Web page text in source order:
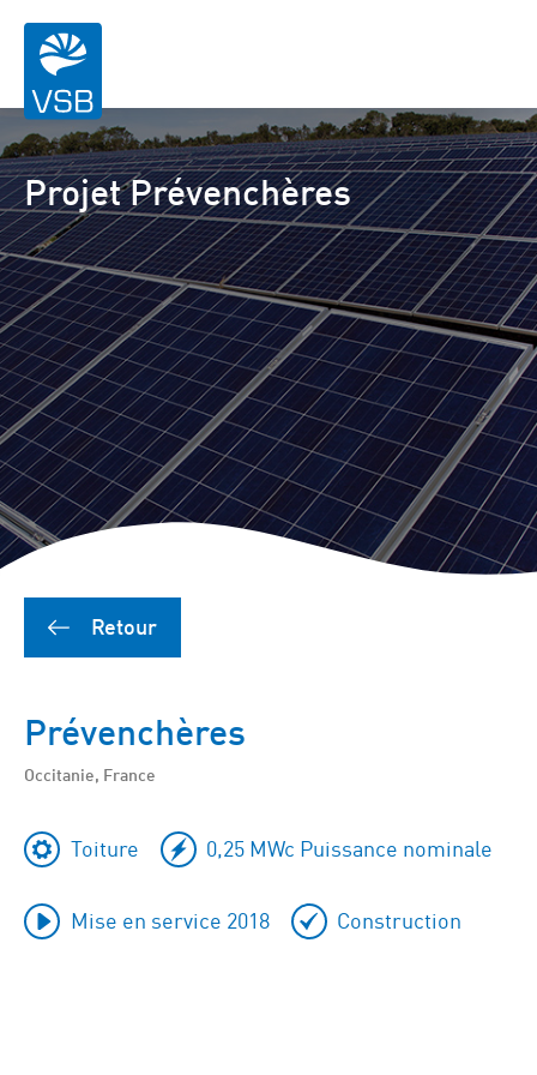
Projet Prévenchères
Retour
Prévenchères
Occitanie, France
Toiture 0,25 MWc Puissance nominale
Mise en service 2018 Construction